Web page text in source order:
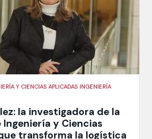
Y CIENCIAS APLICADAS INGENIERÍA
la investigadora de la
y Ciencias
transforma la logística